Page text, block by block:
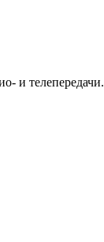
и телепередачи.